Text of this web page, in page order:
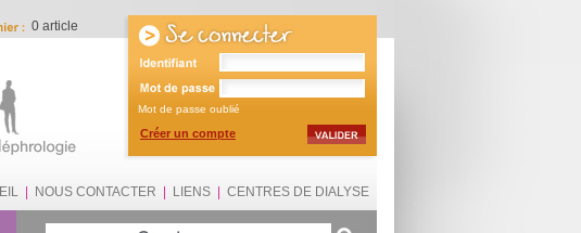
0 article
Mot de passe oublié
Créer un compte
NOUS CONTACTER LIENS CENTRES DE DIALYSE